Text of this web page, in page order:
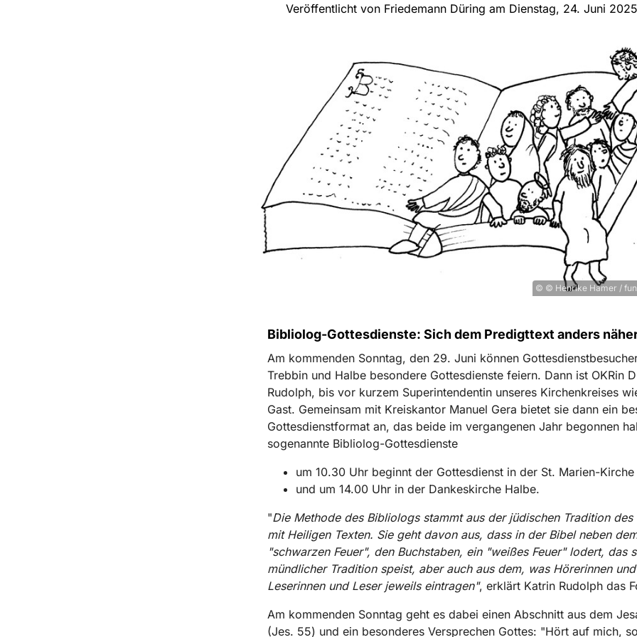
Veröffentlicht von Friedemann Düring am Dienstag, 24. Juni
© © Henrike Hamer /
Bibliolog-Gottesdienste: Sich dem Predigttext anders
Am kommenden Sonntag, den 29. Juni können
Trebbin und Halbe besondere Gottesdienste feiern. Dann ist OKRin
Rudolph, bis vor kurzem Superintendentin unseres Kirchenkreises
Gast. Gemeinsam mit Kreiskantor Manuel Gera bietet sie dann ein
Gottesdienstformat an, das beide im vergangenen Jahr begonnen
sogenannte Bibliolog-Gottesdienste
um 10.30 Uhr beginnt der Gottesdienst in der St. Marien-Kirche
und um 14.00 Uhr in der Dankeskirche Halbe.
"Die Methode des Bibliologs stammt aus der jüdischen Tradition des
mit Heiligen Texten. Sie geht davon aus, dass in der Bibel neben
"schwarzen Feuer", den Buchstaben, ein "weißes Feuer" lodert, das
mündlicher Tradition speist, aber auch aus dem, was Hörerinnen
Leserinnen und Leser jeweils eintragen", erklärt Katrin Rudolph das
Am kommenden Sonntag geht es dabei einen Abschnitt aus dem
(Jes. 55) und ein besonderes Versprechen Gottes: "Hört auf mich,